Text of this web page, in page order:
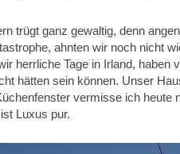
trügt ganz gewaltig, denn
ahnten wir noch nicht
herrliche Tage in Irland, haben
hätten sein können. Unser
vermisse ich
Luxus pur.